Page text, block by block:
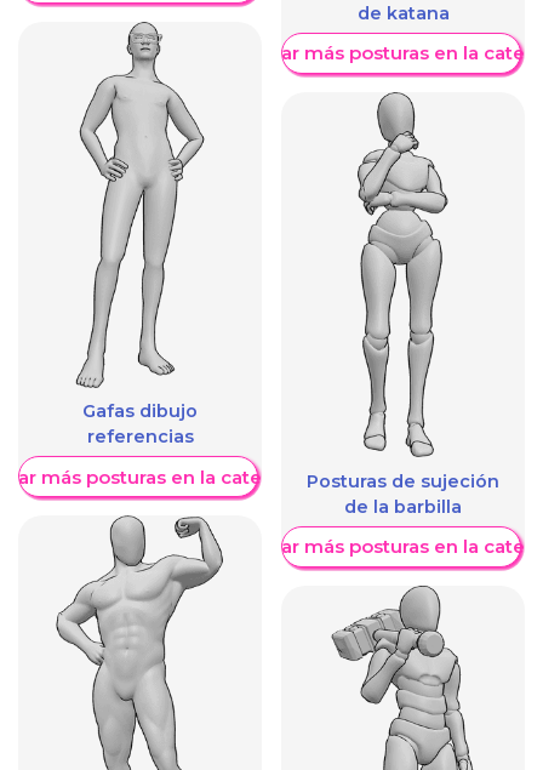
Gafas dibujo
referencias
más posturas en la categoría
de katana
Mostrar más posturas en la
Posturas de sujeción
de la barbilla
Mostrar más posturas en la